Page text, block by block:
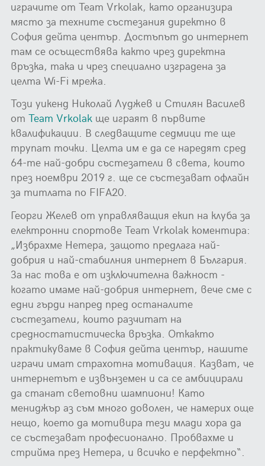
играчите от Team Vrkolak, като организира
място за техните състезания директно в
София дейта център. Достъпът до интернет
там се осъществява както чрез директна
връзка, така и чрез специално изградена за
целта Wi-Fi мрежа.
Този уикенд Николай Луджев и Стилян Василев
отTeam Vrkolak ще играят в първите
квалификации. В следващите седмици те ще
трупат точки. Целта им е да се наредят сред
64-те най-добри състезатели в света, които
през ноември 2019 г. ще се състезават офлайн
за титлата по FIFA20.
Георги Желев от управляващия екип на клуба за
електронни спортове Team Vrkolak коментира:
„Избрахме Нетера, защото предлага най-
добрия и най-стабилния интернет в България.
За нас това е от изключителна важност -
когато имаме най-добрия интернет, вече сме с
едни гърди напред пред останалите
състезатели, които разчитат на
средностатистическа връзка. Откакто
практикуваме в София дейта център, нашите
играчи имат страхотна мотивация. Казват, че
интернетът е извънземен и са се амбицирали
да станат световни шампиони! Като
мениджър аз съм много доволен, че намерих още
нещо, което да мотивира тези млади хора да
се състезават професионално. Пробвахме и
стрийма през Нетера, и всичко е перфектно“.